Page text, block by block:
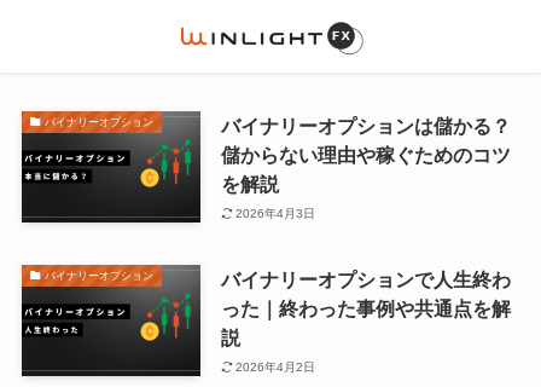
バイナリーオプション
バイナリーオプションは儲かる？
儲からない理由や稼ぐためのコツ
を解説
2026年4月3日
バイナリーオプション
バイナリーオプションで人生終わ
った｜終わった事例や共通点を解
説
2026年4月2日